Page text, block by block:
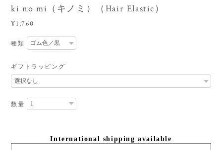
ki no mi（キノミ）（Hair Elastic）
¥1,760
種類
ギフトラッピング
数量
International shipping available